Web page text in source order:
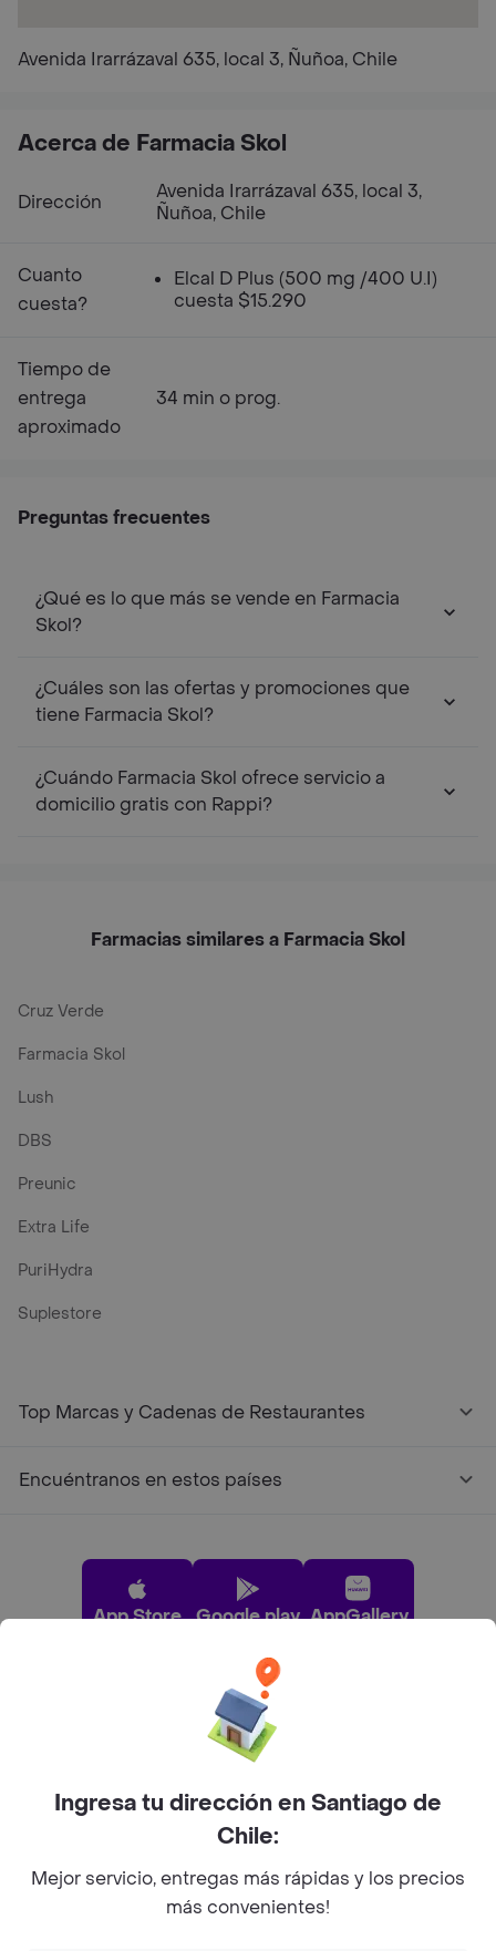
Avenida Irarrázaval 635, local 3, Ñuñoa, Chile
Acerca de Farmacia Skol
Dirección
Avenida Irarrázaval 635, local 3,
Ñuñoa, Chile
Cuanto
cuesta?
Elcal D Plus (500 mg /400 U.I)
cuesta $15.290
Tiempo de
entrega
aproximado
34 min o prog.
Preguntas frecuentes
¿Qué es lo que más se vende en Farmacia
Skol?
¿Cuáles son las ofertas y promociones que
tiene Farmacia Skol?
¿Cuándo Farmacia Skol ofrece servicio a
domicilio gratis con Rappi?
Farmacias similares a Farmacia Skol
Cruz Verde
Farmacia Skol
Lush
DBS
Preunic
Extra Life
PuriHydra
Suplestore
Top Marcas y Cadenas de Restaurantes
Encuéntranos en estos países
App Store Google play AppGallery
Pide tu comida favorita cerca de ti
Categorías
Ingresa tu dirección en Santiago de
Chile:
Mejor servicio, entregas más rápidas y los precios
más convenientes!